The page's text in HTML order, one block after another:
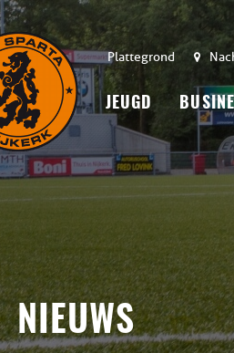
Plattegrond
JEUGD
NIEUWS